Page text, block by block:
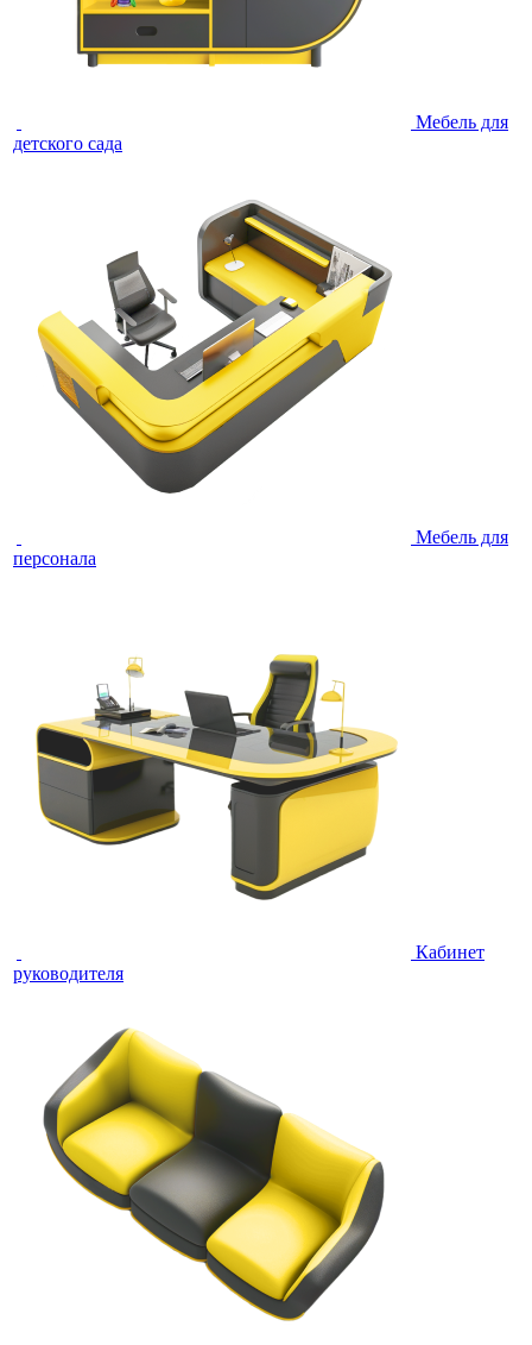
Мебель для
детского сада
Мебель для
персонала
Кабинет
руководителя